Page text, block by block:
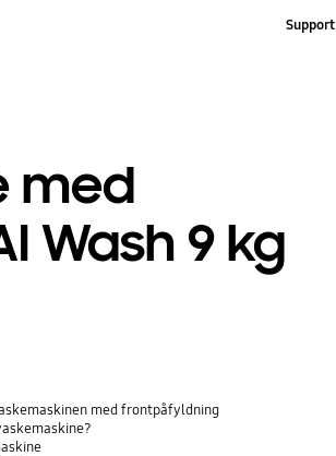
Support
med
Wash 9 kg
med frontpåfyldning